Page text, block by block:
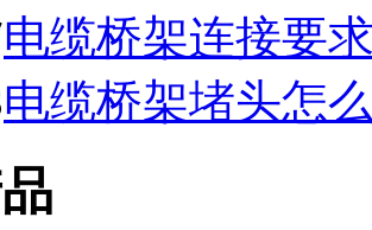
电缆桥架连接要
电缆桥架堵头怎